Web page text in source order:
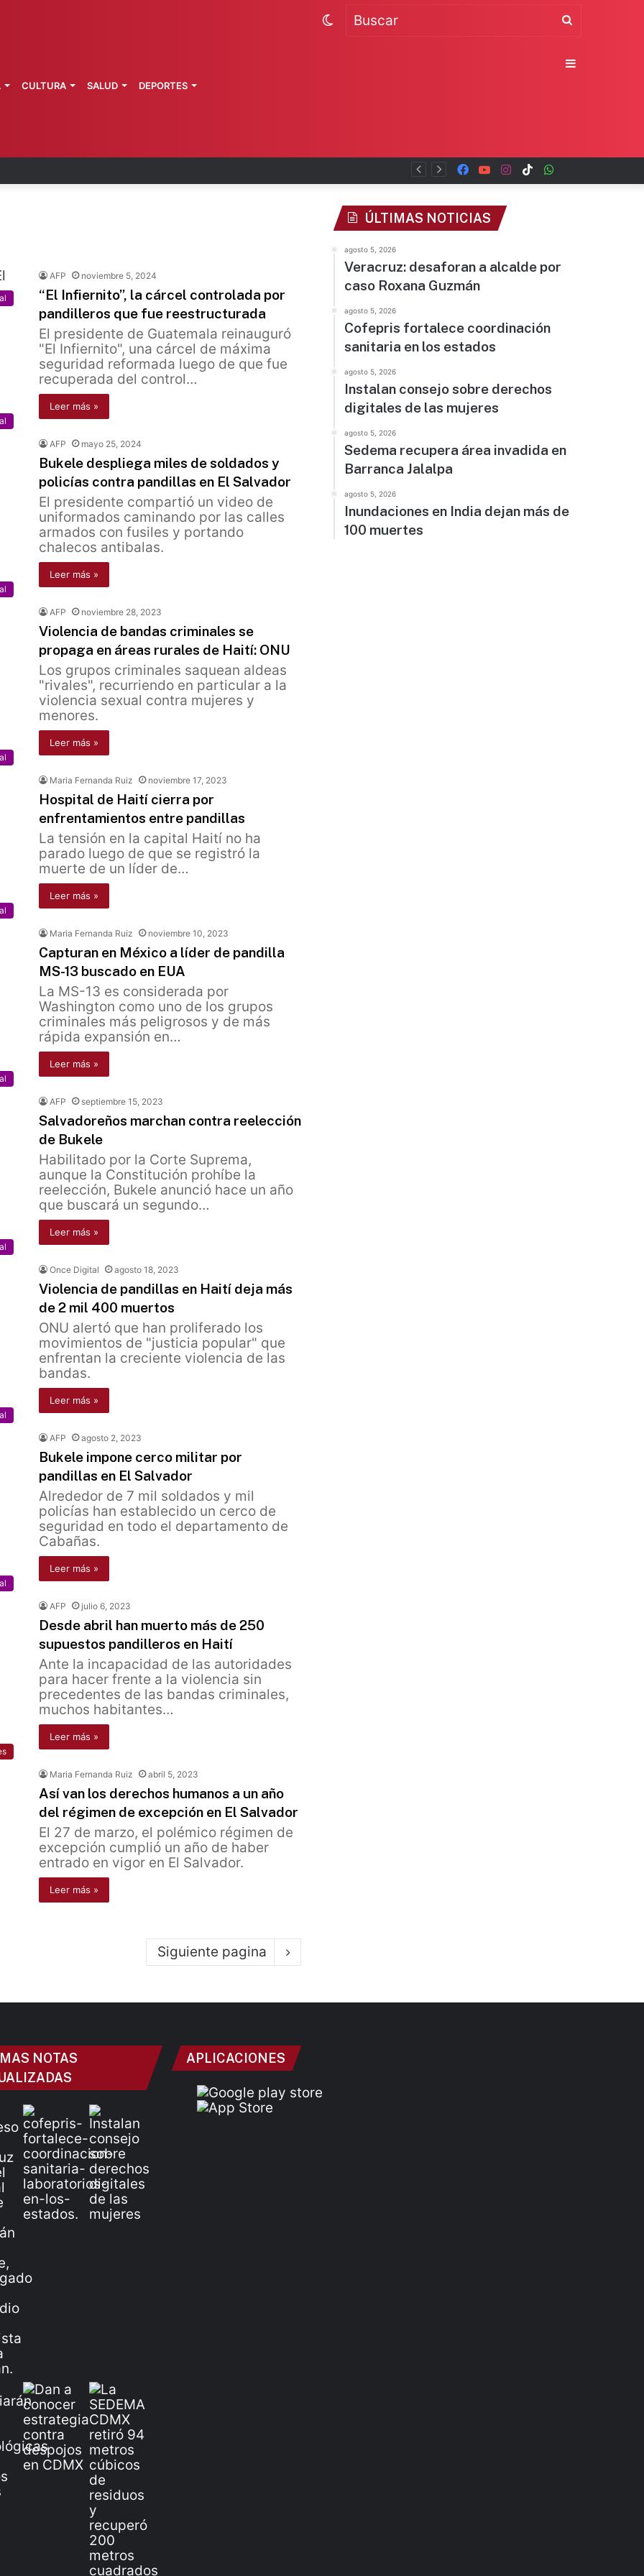
coordinación sanitaria en los estados TikTok
Instagram
YouTube
Facebook
CULTURA SALUD DEPORTES
Switch
AFP noviembre 5, 2024
“El Infiernito”, la cárcel controlada por
pandilleros que fue reestructurada
El presidente de Guatemala reinauguró
"El Infiernito", una cárcel de máxima
seguridad reformada luego de que fue
recuperada del control…
Leer más »
AFP mayo 25, 2024
Bukele despliega miles de soldados y
policías contra pandillas en El Salvador
El presidente compartió un video de
uniformados caminando por las calles
armados con fusiles y portando
chalecos antibalas.
Leer más »
AFP noviembre 28, 2023
Violencia de bandas criminales se
propaga en áreas rurales de Haití: ONU
Los grupos criminales saquean aldeas
"rivales", recurriendo en particular a la
violencia sexual contra mujeres y
menores.
Leer más »
Maria Fernanda Ruiz noviembre 17, 2023
Hospital de Haití cierra por
enfrentamientos entre pandillas
La tensión en la capital Haití no ha
parado luego de que se registró la
muerte de un líder de…
Leer más »
Maria Fernanda Ruiz noviembre 10, 2023
Capturan en México a líder de pandilla
MS-13 buscado en EUA
La MS-13 es considerada por
Washington como uno de los grupos
criminales más peligrosos y de más
rápida expansión en…
Leer más »
AFP septiembre 15, 2023
Salvadoreños marchan contra reelección
de Bukele
Habilitado por la Corte Suprema,
aunque la Constitución prohíbe la
reelección, Bukele anunció hace un año
que buscará un segundo…
Leer más »
Once Digital agosto 18, 2023
Violencia de pandillas en Haití deja más
de 2 mil 400 muertos
ONU alertó que han proliferado los
movimientos de "justicia popular" que
enfrentan la creciente violencia de las
bandas.
Leer más »
AFP agosto 2, 2023
Bukele impone cerco militar por
pandillas en El Salvador
Alrededor de 7 mil soldados y mil
policías han establecido un cerco de
seguridad en todo el departamento de
Cabañas.
Leer más »
AFP julio 6, 2023
Desde abril han muerto más de 250
supuestos pandilleros en Haití
Ante la incapacidad de las autoridades
para hacer frente a la violencia sin
precedentes de las bandas criminales,
muchos habitantes…
Leer más »
Maria Fernanda Ruiz abril 5, 2023
Así van los derechos humanos a un año
del régimen de excepción en El Salvador
El 27 de marzo, el polémico régimen de
excepción cumplió un año de haber
entrado en vigor en El Salvador.
Leer más »
Siguiente pagina
ÚLTIMAS NOTICIAS
agosto 5, 2026
Veracruz: desaforan a alcalde por
caso Roxana Guzmán
agosto 5, 2026
Cofepris fortalece coordinación
sanitaria en los estados
agosto 5, 2026
Instalan consejo sobre derechos
digitales de las mujeres
agosto 5, 2026
Sedema recupera área invadida en
Barranca Jalalpa
agosto 5, 2026
Inundaciones en India dejan más de
100 muertes
NOTAS
APLICACIONES